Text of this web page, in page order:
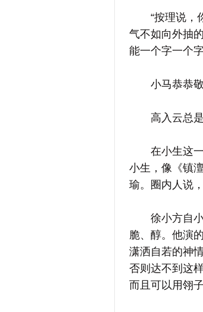
“按理说，你
气不如向外抽
能一个字一个
小马恭恭敬
高入云总是
在小生这一
小生，像《镇
瑜。圈内人说
徐小方自小
脆、醇。他演
潇洒自若的神
否则达不到这
而且可以用翎